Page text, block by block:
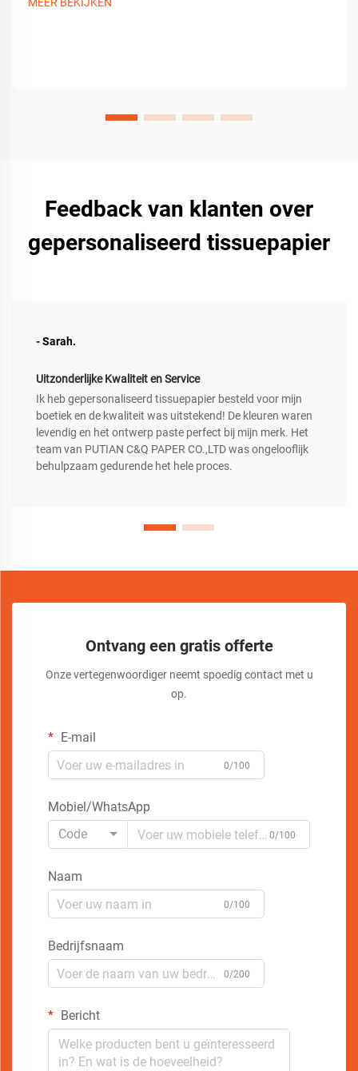
Feedback van klanten over
gepersonaliseerd tissuepapier
- Sarah.
Uitzonderlijke Kwaliteit en Service
Ik heb gepersonaliseerd tissuepapier besteld voor mijn
boetiek en de kwaliteit was uitstekend! De kleuren waren
levendig en het ontwerp paste perfect bij mijn merk. Het
team van PUTIAN C&Q PAPER CO.,LTD was ongelooflijk
behulpzaam gedurende het hele proces.
Ontvang een gratis offerte
Onze vertegenwoordiger neemt spoedig contact met u
op.
E-mail
0/100
Mobiel/WhatsApp
Code
0/100
Naam
0/100
Bedrijfsnaam
0/200
Bericht